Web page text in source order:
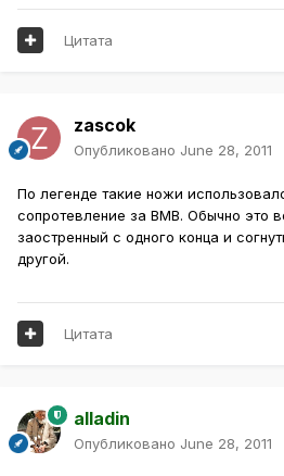
Цитата
zascok
Опубликовано June 28, 2011
По легенде такие ножи
сопротевление за ВМВ. Обычно это
заостренный с одного конца и
другой.
Цитата
alladin
Опубликовано June 28, 2011